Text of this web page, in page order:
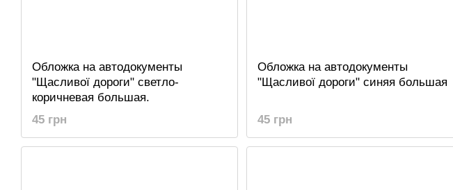
Обложка на автодокументы
"Щасливої дороги" светло-
коричневая большая.
45 грн
Обложка на автодокументы
"Щасливої дороги" синяя большая
45 грн